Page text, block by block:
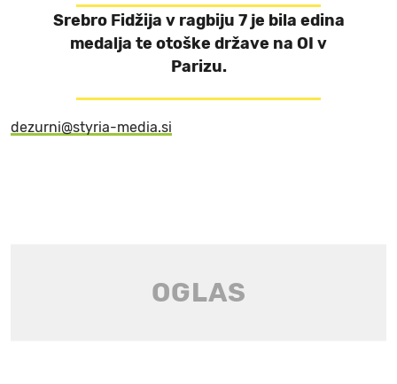
Srebro Fidžija v ragbiju 7 je bila edina
medalja te otoške države na OI v
Parizu.
dezurni@styria-media.si